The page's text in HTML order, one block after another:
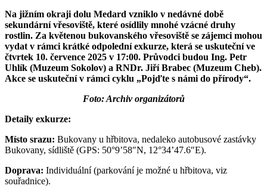
Na jižním okraji dolu Medard vzniklo v nedávné době
sekundární vřesoviště, které osídlily mnohé vzácné druhy
rostlin. Za květenou bukovanského vřesoviště se zájemci mohou
vydat v rámci krátké odpolední exkurze, která se uskuteční ve
čtvrtek 10. července 2025 v 17:00. Průvodci budou Ing. Petr
Uhlík (Muzeum Sokolov) a RNDr. Jiří Brabec (Muzeum Cheb).
Akce se uskuteční v rámci cyklu „Pojďte s námi do přírody“.
Foto: Archiv organizátorů
Detaily exkurze:
Místo srazu: Bukovany u hřbitova, nedaleko autobusové zastávky
Bukovany, sídliště (GPS: 50°9’58″N, 12°34’47.6″E).
Doprava: Individuální (parkování je možné u hřbitova, viz
souřadnice).